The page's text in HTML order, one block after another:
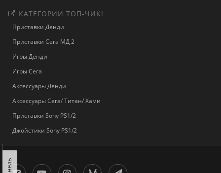
КАТЕГОРИИ ТОП-ЧИК!
Приставки Денди
Приставки Сега МД 2
Игры Денди
Игры Сега
Аксессуары Денди
Аксессуары Сега/ Титан/ Хами
Приставки Sony PS1/2
Джойстики Sony PS1/2